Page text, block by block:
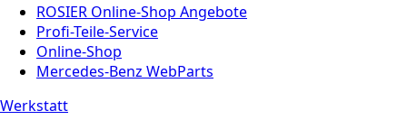
ROSIER Online-Shop Angebote
Profi-Teile-Service
Online-Shop
Mercedes-Benz WebParts
Werkstatt